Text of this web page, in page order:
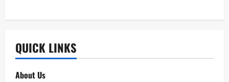
QUICK LINKS
About Us